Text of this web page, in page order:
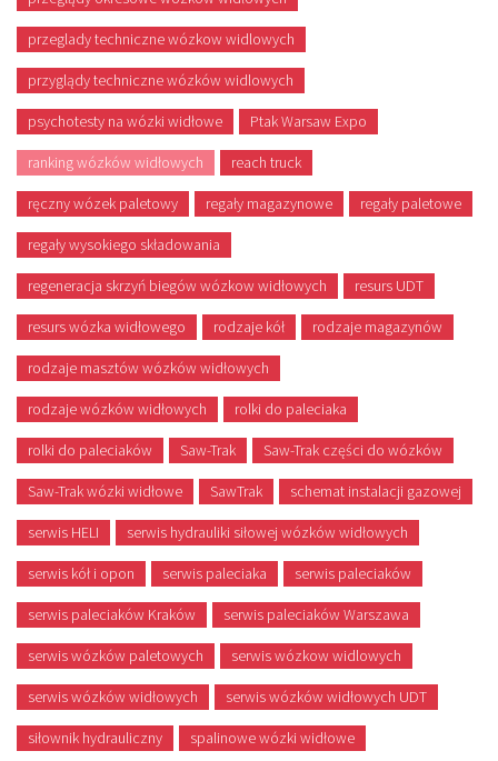
przeglady techniczne wózkow widlowych
przyglądy techniczne wózków widlowych
psychotesty na wózki widłowe Ptak Warsaw Expo
ranking wózków widłowych reach truck
ręczny wózek paletowy regały magazynowe regały paletowe
regały wysokiego składowania
regeneracja skrzyń biegów wózkow widłowych resurs UDT
resurs wózka widłowego rodzaje kół rodzaje magazynów
rodzaje masztów wózków widłowych
rodzaje wózków widłowych rolki do paleciaka
rolki do paleciaków Saw-Trak Saw-Trak części do wózków
Saw-Trak wózki widłowe SawTrak schemat instalacji gazowej
serwis HELI serwis hydrauliki siłowej wózków widłowych
serwis kół i opon serwis paleciaka serwis paleciaków
serwis paleciaków Kraków serwis paleciaków Warszawa
serwis wózków paletowych serwis wózkow widlowych
serwis wózków widłowych serwis wózków widłowych UDT
siłownik hydrauliczny spalinowe wózki widłowe